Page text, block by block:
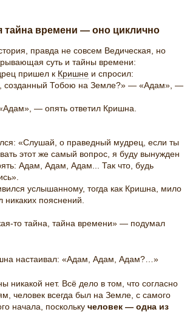
тайна времени — оно циклично
правда не совсем Ведическая, но
суть и тайны времени:
пришел к Кришне и спросил:
созданный Тобою на Земле?» — «Адам», —
— опять ответил Кришна.
«Слушай, о праведный мудрец, если ты
этот же самый вопрос, я буду вынужден
Адам, Адам, Адам... Так что, будь
услышанному, тогда как Кришна, мило
пояснений.
то тайна, тайна времени» — подумал
настаивал: «Адам, Адам, Адам?…»
никакой нет. Всё дело в том, что согласно
человек всегда был на Земле, с самого
начала, поскольку человек — одна из